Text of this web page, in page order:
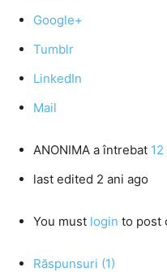
Google+
Tumblr
LinkedIn
Mail
ANONIMA a întrebat
last edited 2 ani ago
You must login to post
Răspunsuri (1)